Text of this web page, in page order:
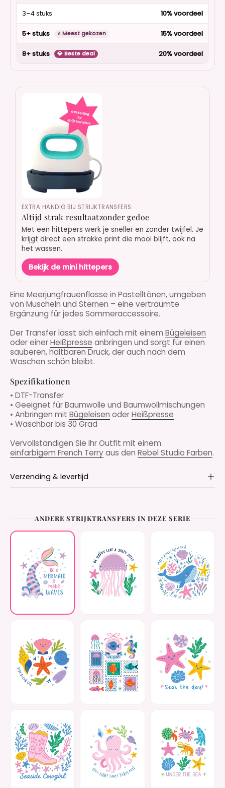
3–4 stuks 10% voordeel
5+ stuks ⭐ Meest gekozen 15% voordeel
8+ stuks 💎 Beste deal 20% voordeel
EXTRA HANDIG BIJ STRIJKTRANSFERS
Altijd strak resultaatzonder gedoe
Met een hittepers werk je sneller en zonder twijfel. Je
krijgt direct een strakke print die mooi blijft, ook na
het wassen.
Bekijk de mini hittepers
Eine Meerjungfrauenflosse in Pastelltönen, umgeben
von Muscheln und Sternen – eine verträumte
Ergänzung für jedes Sommeraccessoire.
Der Transfer lässt sich einfach mit einem Bügeleisen
oder einerHeißpresse anbringen und sorgt für einen
sauberen, haltbaren Druck, der auch nach dem
Waschen schön bleibt.
Spezifikationen
• DTF-Transfer
• Geeignet für Baumwolle und Baumwollmischungen
• Anbringen mit Bügeleisen oderHeißpresse
• Waschbar bis 30 Grad
Vervollständigen Sie Ihr Outfit mit einem
einfarbigem French Terry aus den Rebel Studio Farben.
Verzending & levertijd
ANDERE STRIJKTRANSFERS IN DEZE SERIE